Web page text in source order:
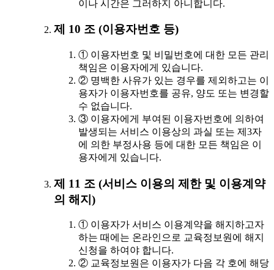
이나 시간은 그러하지 아니합니다.
제 10 조 (이용자번호 등)
① 이용자번호 및 비밀번호에 대한 모든 관리
책임은 이용자에게 있습니다.
② 명백한 사유가 있는 경우를 제외하고는 이
용자가 이용자번호를 공유, 양도 또는 변경할
수 없습니다.
③ 이용자에게 부여된 이용자번호에 의하여
발생되는 서비스 이용상의 과실 또는 제3자
에 의한 부정사용 등에 대한 모든 책임은 이
용자에게 있습니다.
제 11 조 (서비스 이용의 제한 및 이용계약
의 해지)
① 이용자가 서비스 이용계약을 해지하고자
하는 때에는 온라인으로 교육정보원에 해지
신청을 하여야 합니다.
② 교육정보원은 이용자가 다음 각 호에 해당